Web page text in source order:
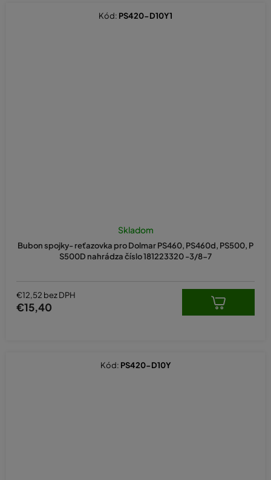
Bubon spojky- reťazovka pro Dolmar PS460, PS460d, PS500, P
S500D nahrádza číslo 181223320 -3/8-7
Skladom
€12,52 bez DPH
€15,40
Kód: PS420-D10Y1
Kód: PS420-D10Y